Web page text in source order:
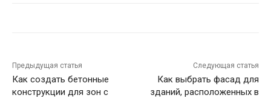
Предыдущая статья
Как создать бетонные
конструкции для зон с
Следующая статья
Как выбрать фасад для
зданий, расположенных в